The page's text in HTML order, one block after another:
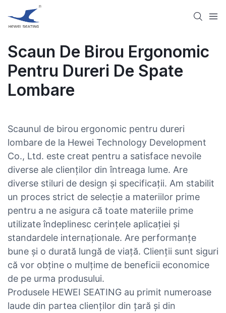
Scaun De Birou Ergonomic
Pentru Dureri De Spate
Lombare
Scaunul de birou ergonomic pentru dureri
lombare de la Hewei Technology Development
Co., Ltd. este creat pentru a satisface nevoile
diverse ale clienților din întreaga lume. Are
diverse stiluri de design și specificații. Am stabilit
un proces strict de selecție a materiilor prime
pentru a ne asigura că toate materiile prime
utilizate îndeplinesc cerințele aplicației și
standardele internaționale. Are performanțe
bune și o durată lungă de viață. Clienții sunt siguri
că vor obține o mulțime de beneficii economice
de pe urma produsului.
Produsele HEWEI SEATING au primit numeroase
laude din partea clienților din țară și din